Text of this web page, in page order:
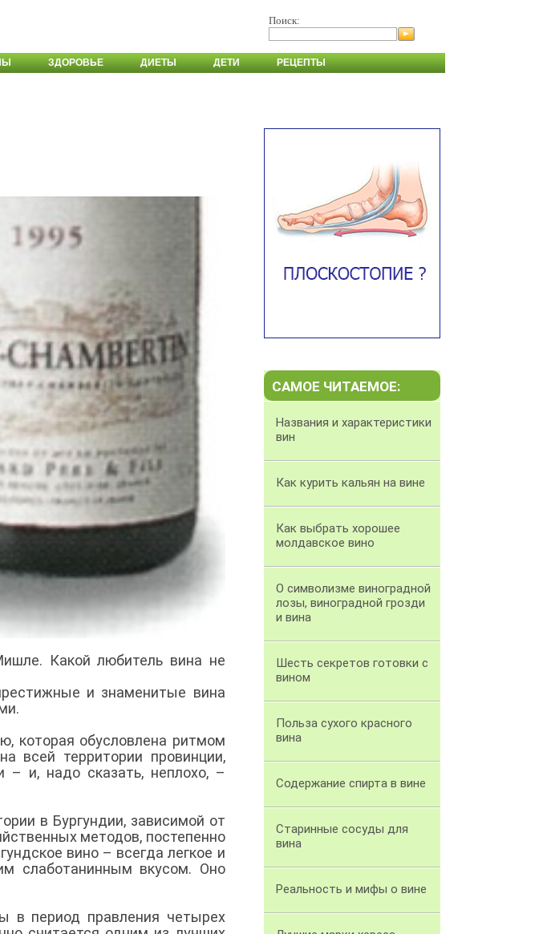
Поиск:
ЗДОРОВЬЕ ДИЕТЫ ДЕТИ РЕЦЕПТЫ
Какой любитель вина не
и знаменитые вина
которая обусловлена ритмом
всей территории провинции,
и, надо сказать, неплохо, –
в Бургундии, зависимой от
методов, постепенно
вино – всегда легкое и
слаботанинным вкусом. Оно
в период правления четырех
САМОЕ ЧИТАЕМОЕ:
Названия и характеристики
вин
Как курить кальян на вине
Как выбрать хорошее
молдавское вино
О символизме виноградной
лозы, виноградной грозди
и вина
Шесть секретов готовки с
вином
Польза сухого красного
вина
Содержание спирта в вине
Старинные сосуды для
вина
Реальность и мифы о вине